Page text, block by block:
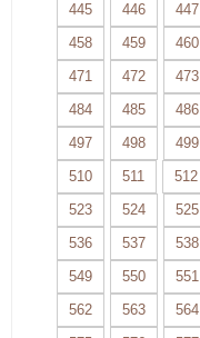
445
446 447
458
459 460
471
472 473
484
485 486
497
498 499
510
511 512
523
524 525
536
537 538
549
550 551
562
563 564